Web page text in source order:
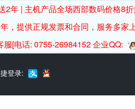
年 | 主机产品全场西部数码价格8
，提供正规发票和合同，服务多家
[电话: 0755-26984152 企业QQ:
登录: